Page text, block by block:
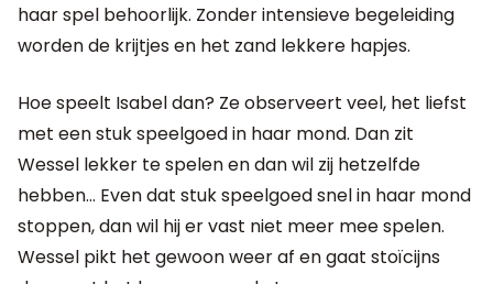
haar spel behoorlijk. Zonder intensieve begeleiding
worden de krijtjes en het zand lekkere hapjes.
Hoe speelt Isabel dan? Ze observeert veel, het liefst
met een stuk speelgoed in haar mond. Dan zit
Wessel lekker te spelen en dan wil zij hetzelfde
hebben... Even dat stuk speelgoed snel in haar mond
stoppen, dan wil hij er vast niet meer mee spelen.
Wessel pikt het gewoon weer af en gaat stoïcijns